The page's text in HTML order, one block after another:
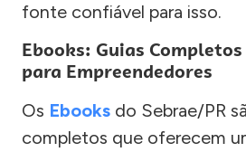
fonte confiável para isso.
Ebooks: Guias
para Empreendedores
Os Ebooks do Sebrae/PR
completos que oferecem